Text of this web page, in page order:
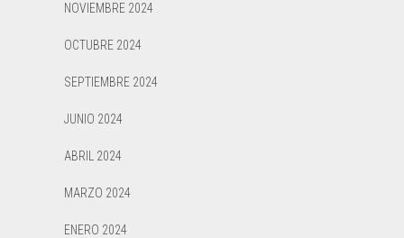
NOVIEMBRE 2024
OCTUBRE 2024
SEPTIEMBRE 2024
JUNIO 2024
ABRIL 2024
MARZO 2024
ENERO 2024